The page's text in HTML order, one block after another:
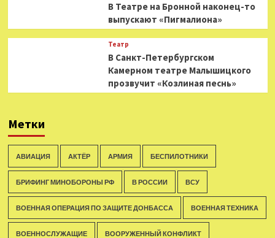
В Театре на Бронной наконец-то
выпускают «Пигмалиона»
Театр
В Санкт-Петербургском
Камерном театре Малышицкого
прозвучит «Козлиная песнь»
Метки
АВИАЦИЯ АКТЁР АРМИЯ БЕСПИЛОТНИКИ
БРИФИНГ МИНОБОРОНЫ РФ В РОССИИ ВСУ
ВОЕННАЯ ОПЕРАЦИЯ ПО ЗАЩИТЕ ДОНБАССА ВОЕННАЯ ТЕХНИКА
ВОЕННОСЛУЖАЩИЕ ВООРУЖЕННЫЙ КОНФЛИКТ